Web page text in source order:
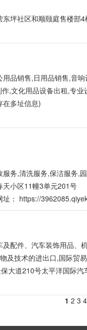
坪社区和顺颐庭售楼部4
品销售,日用品销售,音
,文化用品设备出租,专业
在多址信息)
务,清洗服务,保洁服务,
天小区11幢3单元201号
： https://
配件、汽车装饰用品
及技术的进出口,国际贸
大道210号太平洋国际汽
1 2 3 4